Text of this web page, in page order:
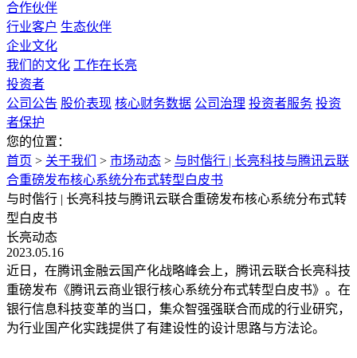
合作伙伴
行业客户 生态伙伴
企业文化
我们的文化 工作在长亮
投资者
公司公告 股价表现 核心财务数据 公司治理 投资者服务 投资
者保护
您的位置：
首页 > 关于我们 > 市场动态 > 与时偕行 | 长亮科技与腾讯云联
合重磅发布核心系统分布式转型白皮书
与时偕行 | 长亮科技与腾讯云联合重磅发布核心系统分布式转
型白皮书
长亮动态
2023.05.16
近日，在腾讯金融云国产化战略峰会上，腾讯云联合长亮科技
重磅发布《腾讯云商业银行核心系统分布式转型白皮书》。在
银行信息科技变革的当口，集众智强强联合而成的行业研究，
为行业国产化实践提供了有建设性的设计思路与方法论。